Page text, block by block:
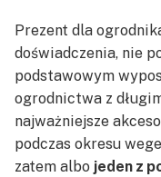
Prezent dla
doświadczenia, nie
podstawowym
ogrodnictwa z
najważniejsze
podczas okresu
zatem albo jeden z